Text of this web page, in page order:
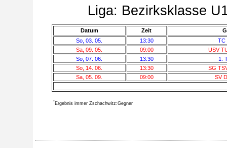
Liga: Bezirksklasse
Datum Zeit
So, 03. 05.
13:30
TC
Sa, 09. 05.
09:00
USV
So, 07. 06.
13:30
1.
So, 14. 06.
13:30
SG
Sa, 05. 09.
09:00 SV
*Ergebnis immer Zschachwitz:Gegner